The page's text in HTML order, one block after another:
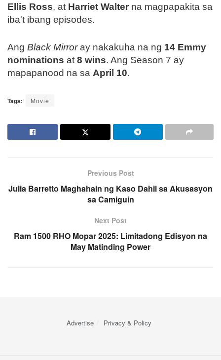
Ellis Ross, at Harriet Walter na magpapakita sa
iba't ibang episodes.
Ang Black Mirroray nakakuha na ng 14 Emmy
nominations at 8 wins. Ang Season 7 ay
mapapanood na sa April 10.
Tags: Movie
Previous Post
Julia Barretto Maghahain ng Kaso Dahil sa Akusasyon
sa Camiguin
Next Post
Ram 1500 RHO Mopar 2025: Limitadong Edisyon na
May Matinding Power
Advertise Privacy & Policy